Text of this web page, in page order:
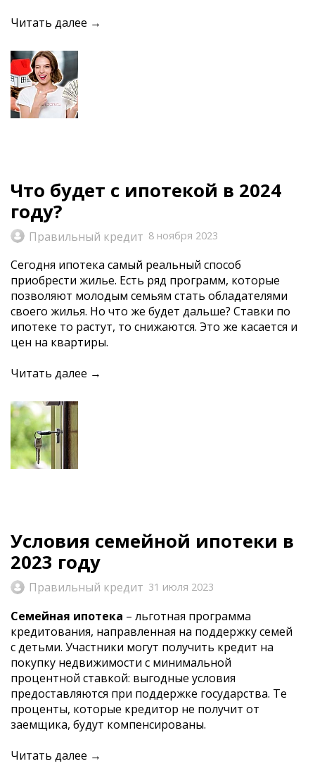
Читать далее →
Что будет с ипотекой в 2024
году?
Правильный кредит 8 ноября 2023
Сегодня ипотека самый реальный способ
приобрести жилье. Есть ряд программ, которые
позволяют молодым семьям стать обладателями
своего жилья. Но что же будет дальше? Ставки по
ипотеке то растут, то снижаются. Это же касается и
цен на квартиры.
Читать далее →
Условия семейной ипотеки в
2023 году
Правильный кредит 31 июля 2023
Семейная ипотека – льготная программа
кредитования, направленная на поддержку семей
с детьми. Участники могут получить кредит на
покупку недвижимости с минимальной
процентной ставкой: выгодные условия
предоставляются при поддержке государства. Те
проценты, которые кредитор не получит от
заемщика, будут компенсированы.
Читать далее →